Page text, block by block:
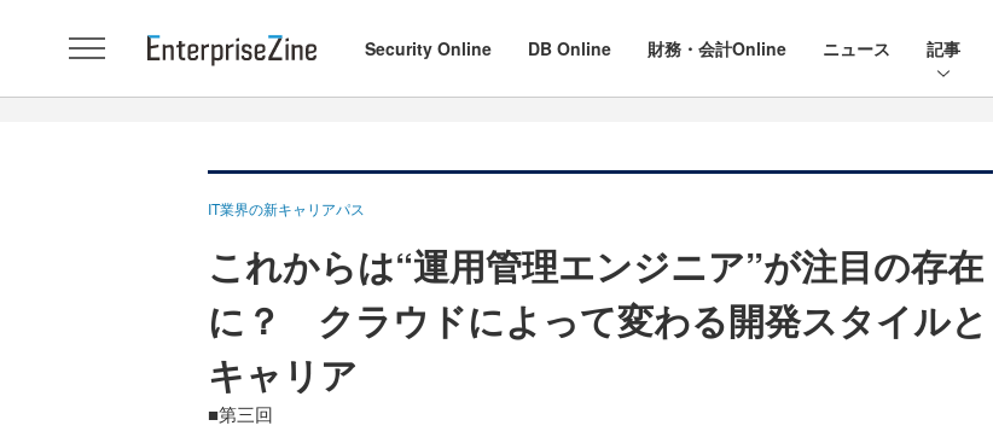
Security Online DB Online 財務・会計Online ニュース 記事
IT業界の新キャリアパス
これからは“運用管理エンジニア”が注目の存在
に？ クラウドによって変わる開発スタイルと
キャリア
■第三回